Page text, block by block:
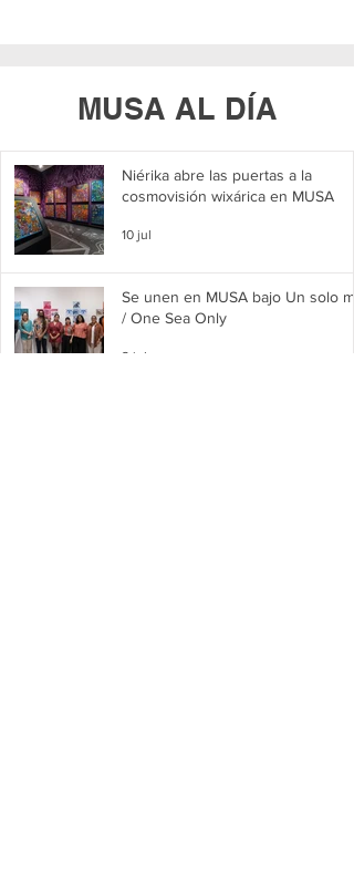
MUSA AL DÍA
Niérika abre las puertas a la
cosmovisión wixárica en MUSA
10 jul
Se unen en MUSA bajo Un solo
/ One Sea Only
2 jul